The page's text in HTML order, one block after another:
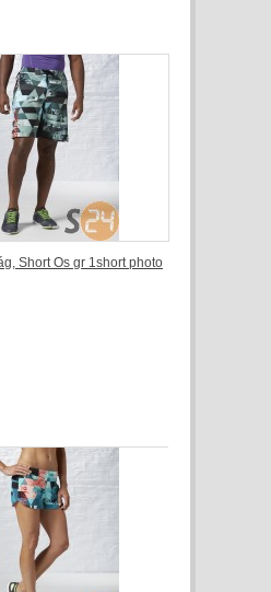
Short Os gr 1short photo